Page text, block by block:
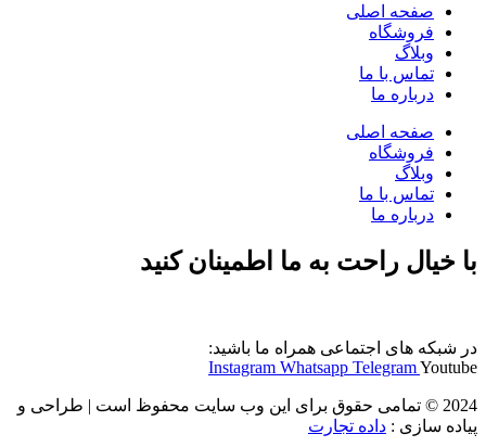
صفحه اصلی
فروشگاه
وبلاگ
تماس با ما
درباره ما
صفحه اصلی
فروشگاه
وبلاگ
تماس با ما
درباره ما
با خیال راحت به ما اطمینان کنید
در شبکه های اجتماعی همراه ما باشید:
Instagram Whatsapp TelegramYoutube
2024 © تمامی حقوق برای این وب سایت محفوظ است | طراحی و
پیاده سازی : داده تجارت